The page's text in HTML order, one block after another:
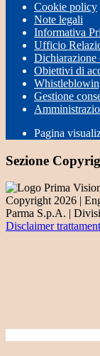
Cookie policy
Note legali
Informativa
Ufficio
Dichiarazione
Obiettivi di
Gestione
Pagina
Sezione
Copyright 2026 |
Parma S.p.A. |
Disclaimer